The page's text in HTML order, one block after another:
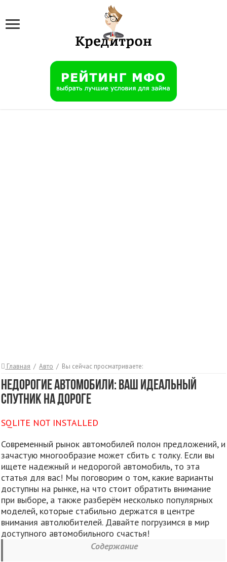
Главная / Авто / Вы сейчас просматриваете:
Недорогие автомобили: ваш идеальный
спутник на дороге
SQLITE NOT INSTALLED
Современный рынок автомобилей полон предложений, и
зачастую многообразие может сбить с толку. Если вы
ищете надежный и недорогой автомобиль, то эта
статья для вас! Мы поговорим о том, какие варианты
доступны на рынке, на что стоит обратить внимание
при выборе, а также разберём несколько популярных
моделей, которые стабильно держатся в центре
внимания автолюбителей. Давайте погрузимся в мир
доступного автомобильного счастья!
Содержание